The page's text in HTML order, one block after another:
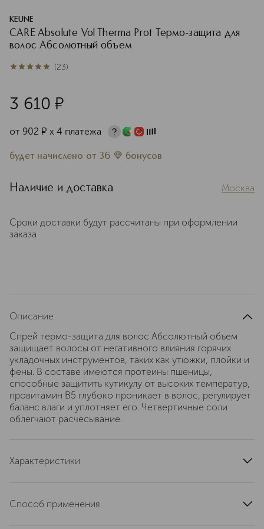
KEUNE
CARE Absolute Vol Therma Prot Термо-защита для
волос Абсолютный объем
4.9из 523 (23)
3 610 ¤
от 902 ¤ х 4 платежа
будет начислено от 36 бонусов
Наличие и доставка Москва
Сроки доставки будут рассчитаны при оформлении
заказа
Описание
Спрей термо-защита для волос Абсолютный объем
защищает волосы от негативного влияния горячих
укладочных инструментов, таких как утюжки, плойки и
фены. В составе имеются протеины пшеницы,
способные защитить кутикулу от высоких температур,
провитамин В5 глубоко проникает в волос, регулирует
баланс влаги и уплотняет его. Четвертичные соли
облегчают расчесывание.
Характеристики
Способ применения